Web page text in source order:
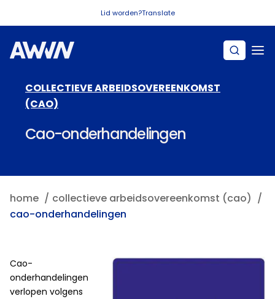
Lid worden?Translate
COLLECTIEVE ARBEIDSOVEREENKOMST
(CAO)
Cao-onderhandelingen
home
collectieve arbeidsovereenkomst (cao)
cao-onderhandelingen
Cao-
onderhandelingen
verlopen volgens